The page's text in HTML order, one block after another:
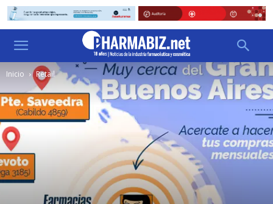
Inicio Retail